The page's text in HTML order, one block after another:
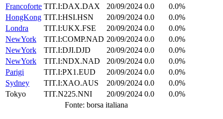
Francoforte TIT.I:DAX.DAX 20/09/2024 0.0
0.0%
HongKong TIT.I:HSI.HSN 20/09/2024 0.0
0.0%
Londra
TIT.I:UKX.FSE 20/09/2024 0.0
0.0%
NewYork
TIT.I:COMP.NAD 20/09/2024 0.0
0.0%
NewYork
TIT.I:DJI.DJD 20/09/2024 0.0
0.0%
NewYork
TIT.I:NDX.NAD 20/09/2024 0.0
0.0%
Parigi
TIT.I:PX1.EUD 20/09/2024 0.0
0.0%
Sydney
TIT.I:XAO.AUS 20/09/2024 0.0
0.0%
Tokyo
TIT.N225.NNI 20/09/2024 0.0
0.0%
Fonte: borsa italiana